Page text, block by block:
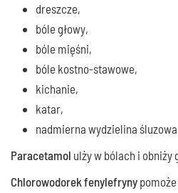
dreszcze,
bóle głowy,
bóle mięśni,
bóle kostno-stawowe,
kichanie,
katar,
nadmierna wydzielina śluzowa
Paracetamol ulży w bólach i obniży
Chlorowodorek fenylefryny